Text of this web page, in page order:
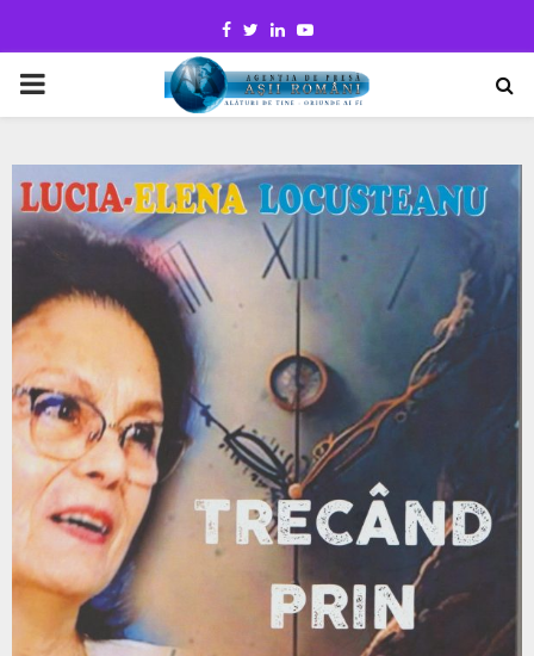
Facebook
TwitterLinkedinYoutube
PRIMARY